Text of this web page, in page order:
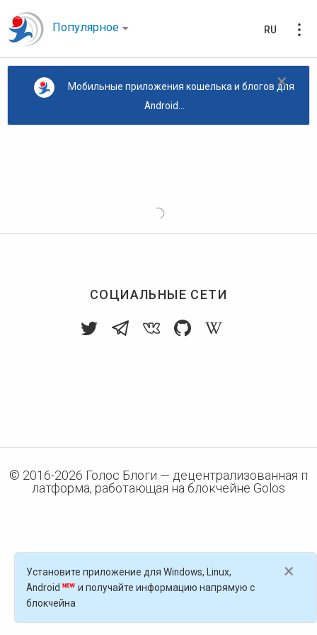
Популярное RU
×
Мобильные приложения кошелька и блогов для
Android...
СОЦИАЛЬНЫЕ СЕТИ
© 2016-2026 Голос Блоги — децентрализованная п
латформа, работающая на блокчейне Golos
×
Установите приложение для Windows, Linux,
Android
и получайте информацию напрямую с
блокчейна